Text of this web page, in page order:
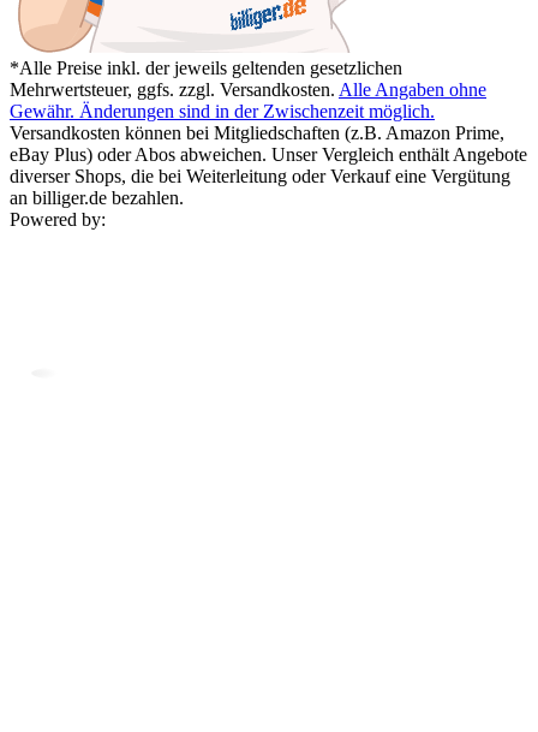
*Alle Preise inkl. der jeweils geltenden gesetzlichen
Mehrwertsteuer, ggfs. zzgl. Versandkosten. Alle Angaben ohne
Gewähr. Änderungen sind in der Zwischenzeit möglich.
Versandkosten können bei Mitgliedschaften (z.B. Amazon Prime,
eBay Plus) oder Abos abweichen. Unser Vergleich enthält Angebote
diverser Shops, die bei Weiterleitung oder Verkauf eine Vergütung
an billiger.de bezahlen.
Powered by: